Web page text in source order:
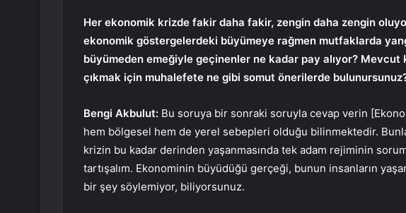
Her ekonomik krizde fakir daha fakir, zengin daha zengin
ekonomik göstergelerdeki büyümeye rağmen mutfaklarda
büyümeden emeğiyle geçinenler ne kadar pay alıyor? Mevcut
çıkmak için muhalefete ne gibi somut önerilerde
Bengi Akbulut: Bu soruya bir sonraki soruyla cevap verin
hem bölgesel hem de yerel sebepleri olduğu bilinmektedir.
krizin bu kadar derinden yaşanmasında tek adam rejiminin
tartışalım. Ekonominin büyüdüğü gerçeği, bunun insanların
bir şey söylemiyor, biliyorsunuz.